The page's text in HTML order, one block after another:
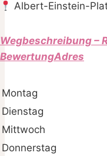
Albert-Einstein-
Wegbeschreibung –
BewertungAdres
Montag
Dienstag
Mittwoch
Donnerstag